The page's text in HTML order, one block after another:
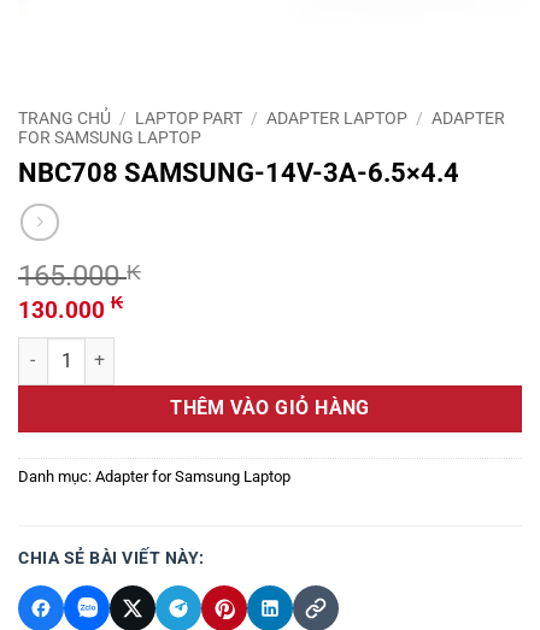
TRANG CHỦ / LAPTOP PART / ADAPTER LAPTOP / ADAPTER
FOR SAMSUNG LAPTOP
NBC708 SAMSUNG-14V-3A-6.5×4.4
165.000₭
Giá
gốc
là:
165.000 ₭.
130.000 ₭Giá
là:
130.000 ₭.
NBC708 SAMSUNG-14V-3A-6.5x4.4 số lượng
THÊM VÀO GIỎ HÀNG
Danh mục: Adapter for Samsung Laptop
CHIA SẺ BÀI VIẾT NÀY: